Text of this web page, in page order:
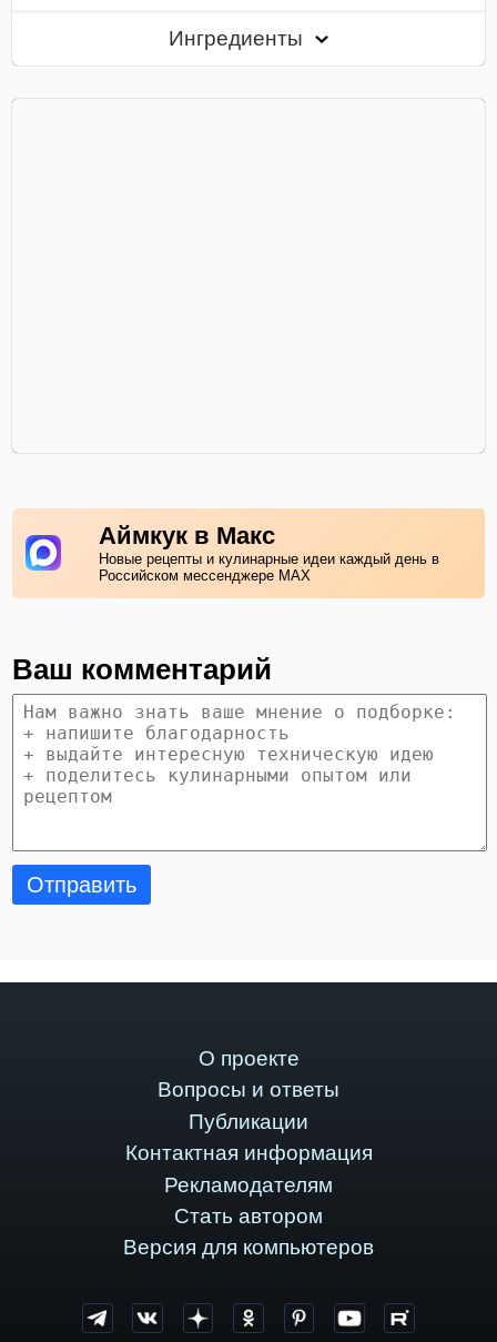
Ингредиенты
Аймкук в Макс
Новые рецепты и кулинарные идеи каждый день в
Российском мессенджере MAX
Ваш комментарий
Отправить
О проекте
Вопросы и ответы
Публикации
Контактная информация
Рекламодателям
Стать автором
Версия для компьютеров